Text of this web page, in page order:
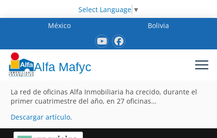
Select Language ▼
México
Bolivia
Alfa Mafyc
La red de oficinas Alfa Inmobiliaria ha crecido, durante el
primer cuatrimestre del año, en 27 oficinas…
Descargar artículo.